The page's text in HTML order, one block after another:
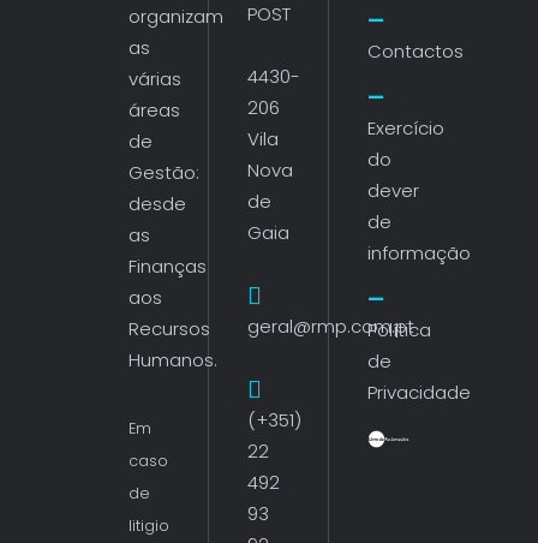
organizam
as
várias
áreas
de
Gestão:
desde
as
Finanças
aos
Recursos
Humanos.
Em
caso
de
litigio
POST
4430-
206
Vila
Nova
de
Gaia
geral@rmp.com.pt
(+351)
22
492
93
Contactos
Exercício
do
dever
de
informação
Política
de
Privacidade